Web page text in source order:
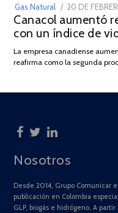
Gas Natural
POSTED
ON
20 DE
Canacol aumentó
con un índice de
La empresa canadiense
reafirma como la segunda
Nosotros
Desde 2014, Grupo Comunicar
publicación en Colombia
GLP, biogás e hidrógeno. A